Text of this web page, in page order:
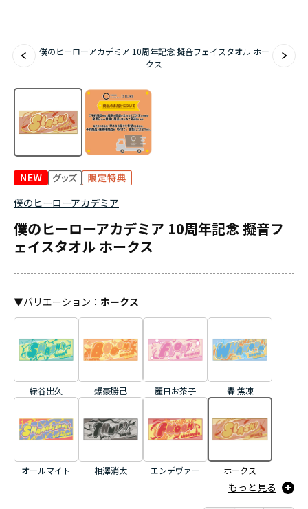
僕のヒーローアカデミア 10周年記念 擬音フェイスタオル ホー
クス
僕のヒーローアカデミア
僕のヒーローアカデミア 10周年記念 擬音フ
ェイスタオル ホークス
▼バリエーション ： ホークス
緑谷出久 爆豪勝己 麗日お茶子 轟 焦凍
オールマイト 相澤消太 エンデヴァー ホークス
もっと見る